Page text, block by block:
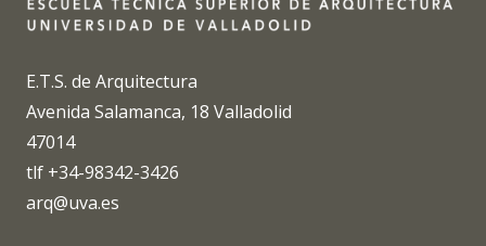
E.T.S. de Arquitectura
Avenida Salamanca, 18 Valladolid
47014
tlf +34-98342-3426
arq@uva.es